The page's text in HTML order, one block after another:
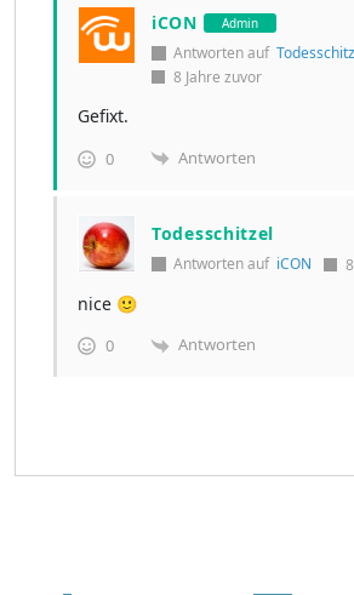
iCON Admin
Antworten auf
8 Jahre zuvor
Gefixt.
0 Antworten
Todesschitzel
Antworten auf iCON
nice 🙂
0 Antworten